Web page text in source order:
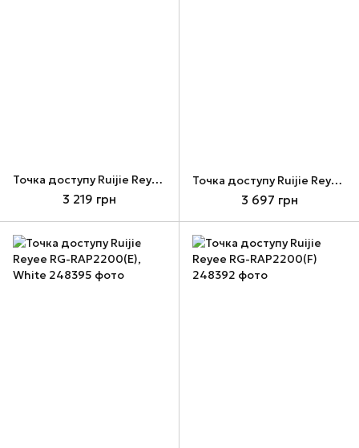
Точка доступу Ruijie Reyee RG-RAP1200(F), White
3 219 грн
Точка доступу Ruijie Reyee RG-RAP1200(P), White
3 697 грн